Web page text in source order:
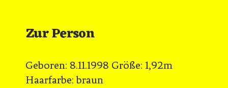
Zur Person
Geboren: 8.11.1998 Größe: 1,92m
Haarfarbe: braun